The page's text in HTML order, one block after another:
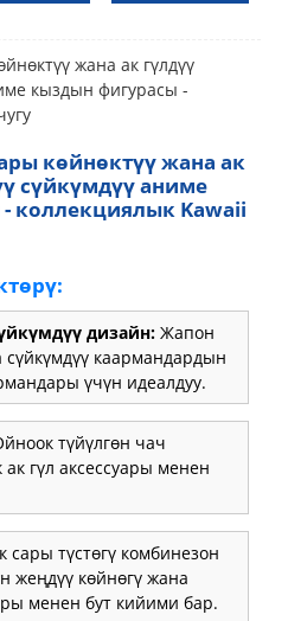
көйнөктүү жана ак
сүйкүмдүү аниме
коллекциялык Kawaii
дизайн:Жапон
каармандардын
үчүн идеалдуу.
түйүлгөн чач
гүл аксессуары менен
түстөгү комбинезон
жеңдүү көйнөгү жана
менен бут кийими бар.